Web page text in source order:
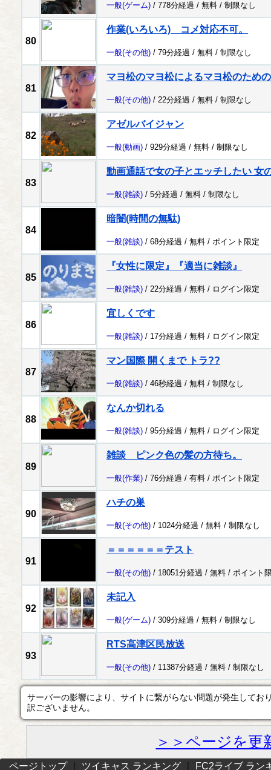
一般(ゲーム) / 778分経過 / 無料 / 制限なし
80
作業(いろいろ) コメ対応不可。
一般(その他) / 79分経過 / 無料 / 制限なし
81
マヨ松のマヨ松によるマヨ松のため
一般(その他) / 22分経過 / 無料 / 制限なし
82
アゼルバイジャン
一般(動画) / 929分経過 / 無料 / 制限なし
83
動画通話で女の子とエッチしたい 女
一般(雑談) / 5分経過 / 無料 / 制限なし
84
暗闇(時間の無駄)
一般(雑談) / 68分経過 / 無料 / ポイント限定
85
『女性に限定』『適当に雑談』
一般(雑談) / 22分経過 / 無料 / ログイン限定
86
宜しくです
一般(雑談) / 17分経過 / 無料 / ログイン限定
87
マン国際 開くまで トラ??
一般(雑談) / 46秒経過 / 無料 / 制限なし
88
なんか切れる
一般(雑談) / 95分経過 / 無料 / ログイン限定
89
雑談 ピンク色の髪の方待ち。
一般(作業) / 76分経過 / 有料 / ポイント限定
90
ハチの巣
一般(その他) / 1024分経過 / 無料 / 制限なし
91
＝＝＝＝＝＝テスト
一般(その他) / 18051分経過 / 無料 / ポイント
92
未記入
一般(ゲーム) / 309分経過 / 無料 / 制限なし
93
RTS高津区民放送
一般(その他) / 11387分経過 / 無料 / 制限なし
サーバーの影響により、サイトに繋がらない問題が発生してお
訳ございません。
＞＞ページを更
ページトップ｜ ツイキャス ランキング FC2ライブ ラン